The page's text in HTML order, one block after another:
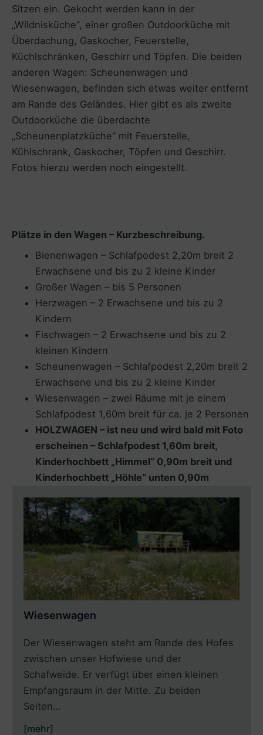
Sitzen ein. Gekocht werden kann in der
„Wildnisküche“, einer großen Outdoorküche mit
Überdachung, Gaskocher, Feuerstelle,
Küchlschränken, Geschirr und Töpfen. Die beiden
anderen Wagen: Scheunenwagen und
Wiesenwagen, befinden sich etwas weiter entfernt
am Rande des Geländes. Hier gibt es als zweite
Outdoorküche die überdachte
„Scheunenplatzküche“ mit Feuerstelle,
Kühlschrank, Gaskocher, Töpfen und Geschirr.
Fotos hierzu werden noch eingestellt.
Plätze in den Wagen – Kurzbeschreibung.
Bienenwagen – Schlafpodest 2,20m breit 2
Erwachsene und bis zu 2 kleine Kinder
Großer Wagen – bis 5 Personen
Herzwagen – 2 Erwachsene und bis zu 2
Kindern
Fischwagen – 2 Erwachsene und bis zu 2
kleinen Kindern
Scheunenwagen – Schlafpodest 2,20m breit 2
Erwachsene und bis zu 2 kleine Kinder
Wiesenwagen – zwei Räume mit je einem
Schlafpodest 1,60m breit für ca. je 2 Personen
HOLZWAGEN – ist neu und wird bald mit Foto
erscheinen – Schlafpodest 1,60m breit,
Kinderhochbett „Himmel“ 0,90m breit und
Kinderhochbett „Höhle“ unten 0,90m
Wiesenwagen
Der Wiesenwagen steht am Rande des Hofes
zwischen unser Hofwiese und der
Schafweide. Er verfügt über einen kleinen
Empfangsraum in der Mitte. Zu beiden
Seiten…
[mehr]